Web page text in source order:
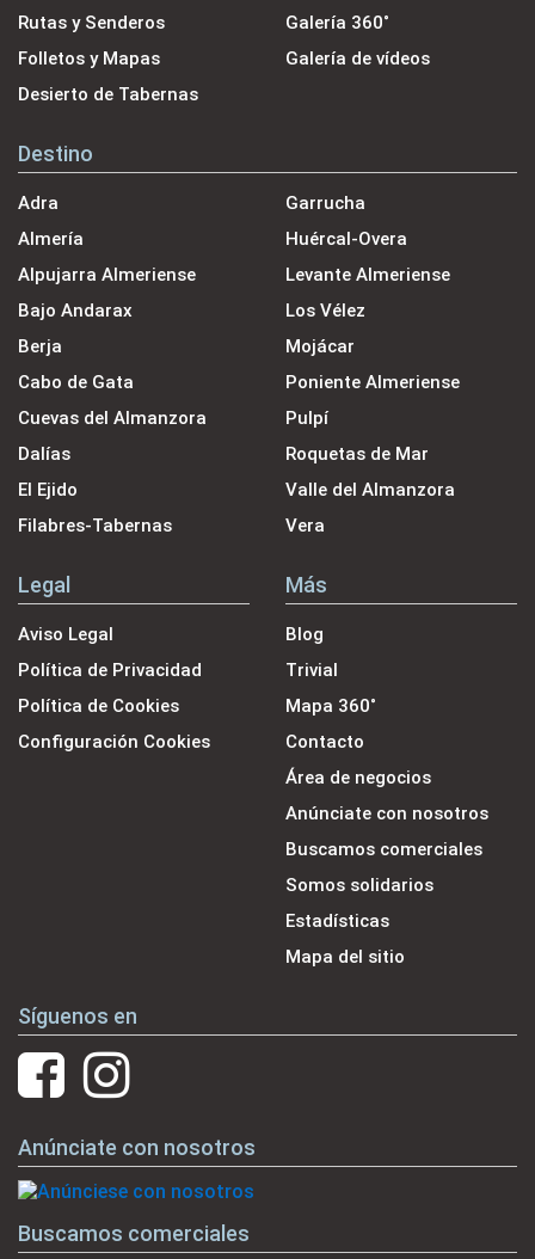
Rutas y Senderos
Folletos y Mapas
Desierto de Tabernas
Galería 360˚
Galería de vídeos
Destino
Adra
Almería
Alpujarra Almeriense
Bajo Andarax
Berja
Cabo de Gata
Cuevas del Almanzora
Dalías
El Ejido
Filabres-Tabernas
Garrucha
Huércal-Overa
Levante Almeriense
Los Vélez
Mojácar
Poniente Almeriense
Pulpí
Roquetas de Mar
Valle del Almanzora
Vera
Legal
Aviso Legal
Política de Privacidad
Política de Cookies
Configuración Cookies
Más
Blog
Trivial
Mapa 360˚
Contacto
Área de negocios
Anúnciate con nosotros
Buscamos comerciales
Somos solidarios
Estadísticas
Mapa del sitio
Síguenos en
Anúnciate con nosotros
Buscamos comerciales